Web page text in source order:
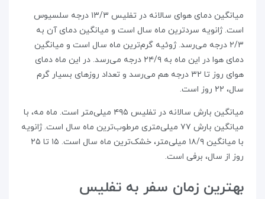
میانگین دمای هوای سالانه در تفلیس ۱۳/۳ درجه‌ سلسیوس
است. ژانویه سردترین ماه سال است و میانگین دمای آن به
۲/۳ درجه می‌رسد. ژوئیه گرم‌ترین ماه سال است و میانگین
دمای هوا در این ماه به ۲۴/۹ درجه می‌رسد. در این ماه دمای
هوای روز تا ۳۲ درجه هم می‌رسد و تعداد روزهای بسیار گرم
سال، ۲۲ روز است.
میانگین بارش سالانه در تفلیس ۴۹۵ میلی‌متر است. ماه مه، با
میانگین بارش ۷۷ میلی‌متری مرطوب‌ترین ماه سال است. ژانویه
با میانگین ۱۸/۹ میلی‌متر، خشک‌ترین ماه سال است. ۱۵ تا ۲۵
روز از سال، برفی است.
بهترین زمان سفر به تفلیس